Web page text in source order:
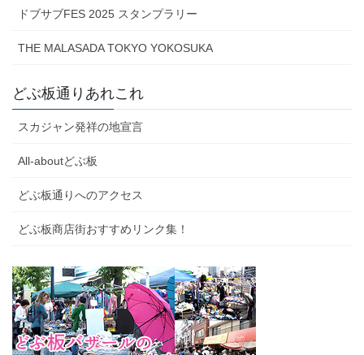
ドブサブFES 2025 スタンプラリー
THE MALASADA TOKYO YOKOSUKA
どぶ板通りあれこれ
スカジャン発祥の地宣言
All-aboutどぶ板
どぶ板通りへのアクセス
どぶ板商店街おすすめリンク集！